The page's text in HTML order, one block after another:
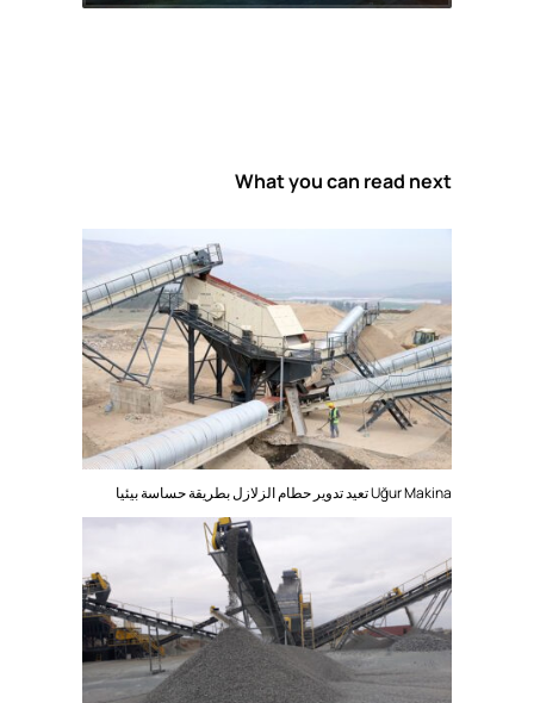
What you can read next
Uğur Makina تعيد تدوير حطام الزلازل بطريقة حساسة بيئيا